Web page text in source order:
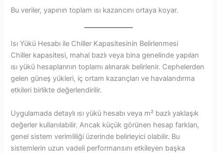
Bu veriler, yapının toplam ısı kazancını ortaya koyar.
Isı Yükü Hesabı ile Chiller Kapasitesinin Belirlenmesi
Chiller kapasitesi, mahal bazlı veya bina genelinde yapılan
ısı yükü hesaplarının toplamı alınarak belirlenir. Cephelerden
gelen güneş yükleri, iç ortam kazançları ve havalandırma
etkileri birlikte değerlendirilir.
Uygulamada detaylı ısı yükü hesabı veya m² bazlı yaklaşık
değerler kullanılabilir. Ancak küçük görünen hesap farkları,
genel sistem verimliliği üzerinde belirleyici olabilir. Bu
sistemlerin uzun vadeli performansını etkileyen başka